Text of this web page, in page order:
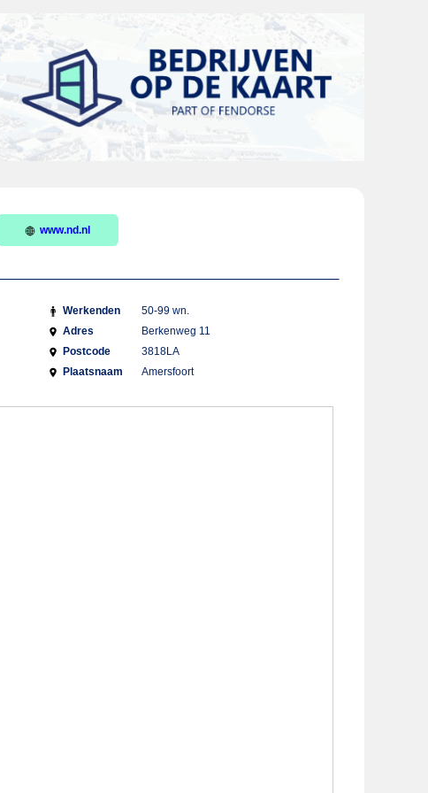
www.nd.nl
Werkenden
50-99 wn.
Adres
Berkenweg 11
Postcode
3818LA
Plaatsnaam
Amersfoort